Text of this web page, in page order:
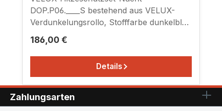
DOP.P06.____S bestehend aus VELUX-
Verdunkelungsrollo, Stofffarbe dunkelblau
(1100), beige (1085), weiß (1025) oder grau
(0705) mit rückseitiger Beschichtung, mit
seitlichen Führungsschienen Alu natur,
zusammen mit VELUX-Netzmarkise
für Fenstertyp GGL/GHL/GPL.P06 , nicht
passend für PK06 Fenster. Informationen
Regulärer Preis:
186,00 €
Details
Zahlungsarten